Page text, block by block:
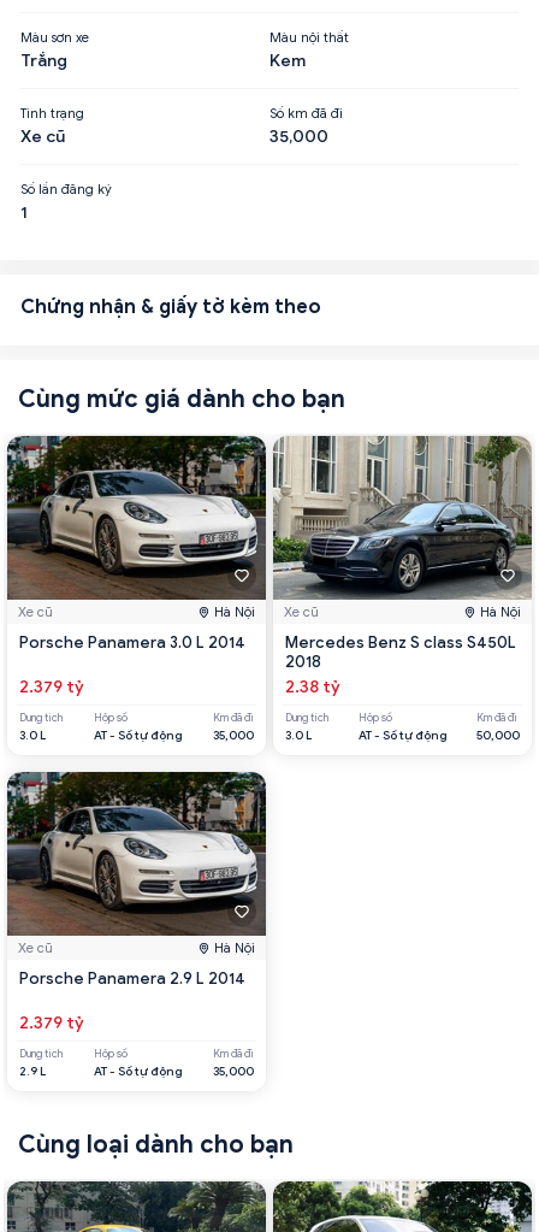
Màu sơn xe
Trắng
Màu nội thất
Kem
Tình trạng
Xe cũ
Số km đã đi
35,000
Số lần đăng ký
1
Chứng nhận & giấy tờ kèm theo
Cùng mức giá dành cho bạn
Xe cũ Hà Nội
Porsche Panamera 3.0 L 2014
2.379 tỷ
Dung tích
3.0 L
Hộp số
AT - Số tự động
Km đã đi
35,000
Xe cũ Hà Nội
Porsche Panamera 2.9 L 2014
2.379 tỷ
Dung tích
2.9 L
Hộp số
AT - Số tự động
Km đã đi
35,000
Xe cũ Hà Nội
Mercedes Benz S class S450L
2018
2.38 tỷ
Dung tích
3.0 L
Hộp số
AT - Số tự động
Km đã đi
50,000
Cùng loại dành cho bạn